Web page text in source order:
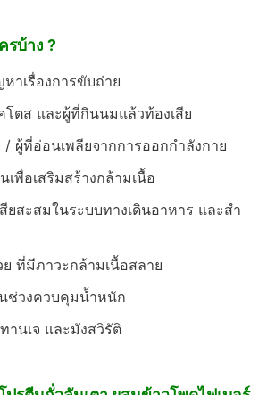
รบ้าง ?
าเรื่องการขับถ่าย
ตส และผู้ที่กินนมแล้วท้องเสีย
ผู้ที่อ่อนเพลียจากการออกกำลังกาย
เพื่อเสริมสร้างกล้ามเนื้อ
ยสะสมในระบบทางเดินอาหาร และสำ
ที่มีภาวะกล้ามเนื้อสลาย
ช่วงควบคุมน้ำหนัก
านเจ และมังสวิรัติ